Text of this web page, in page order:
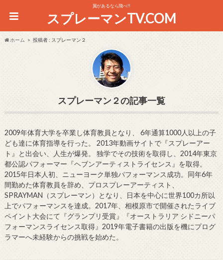
翼があるなら飛べ!!
スプレーマンTV.COM
ホーム 投稿者 : スプレーマン２
スプレーマン２
2009年体育大学を卒業し体育教員となり、 6年通算1000人以上の子
ども達に体育指導を行った。 2013年動画サイトで『スプレーアー
ト』と出会い、人生が爆発。 独学でその技術を取得し、2014年東京
都公認パフォーマー『ヘブンアーティストライセンス』を取得。
2015年日本人初、ニューヨーク単独パフォーマンス成功。同年6年
間勤めた体育教員を辞め、プロスプレーアーティスト、
SPRAYMAN（スプレーマン）となり、日本を中心に世界100カ所以
上でパフォーマンスを達成。2017年、相模原市で開催されたライブ
ペイント大会にて『グランプリ受賞』『オーストラリア シドニーパ
フォーマンスライセンス取得』2019年電子書籍の出版を機にプログ
ラマーへ未経験からの挑戦を始めた。